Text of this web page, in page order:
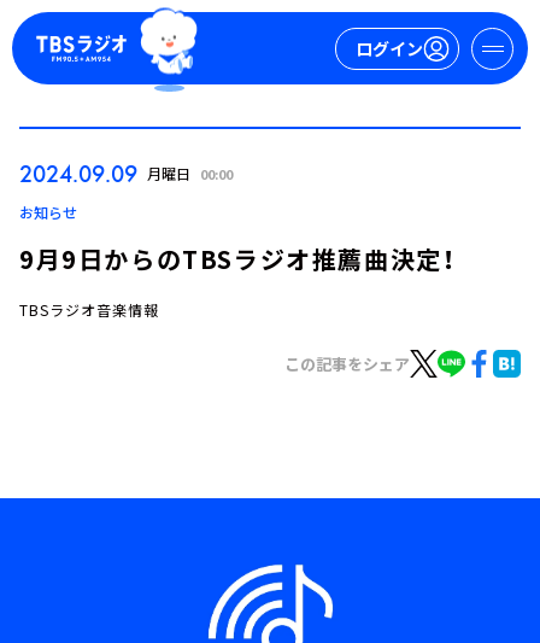
ログイン
トピックス
イベント・グッズ
2024.09.09 月曜日 00:00
お知らせ
9月9日からのTBSラジオ推薦曲決定！
TBSラジオ音楽情報
この記事をシェア